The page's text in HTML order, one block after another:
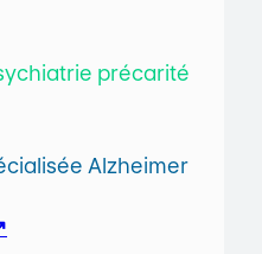
précarité
Alzheimer